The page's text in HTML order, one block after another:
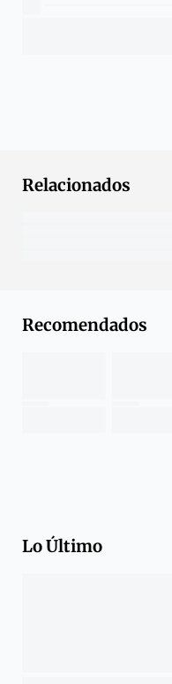
Relacionados
Recomendados
Lo Último